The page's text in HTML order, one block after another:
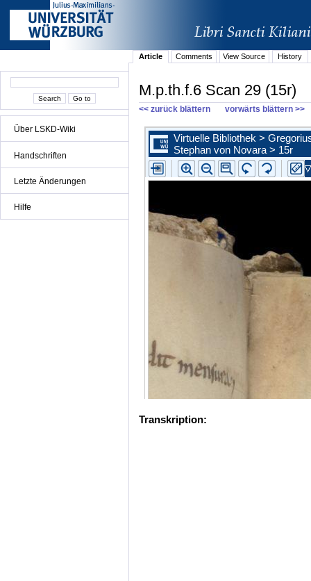
Über LSKD-Wiki
Handschriften
Letzte Änderungen
Hilfe
Article Comments View Source History
M.p.th.f.6 Scan 29 (15r)
<< zurück blättern vorwärts blättern >>
Transkription: